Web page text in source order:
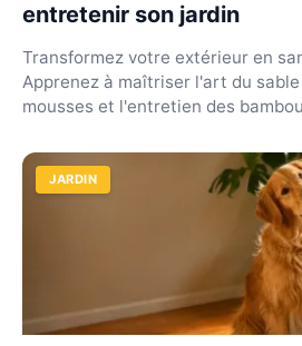
entretenir son jardin
Transformez votre extérieur en
Apprenez à maîtriser l'art du
mousses et l'entretien des
JARDIN